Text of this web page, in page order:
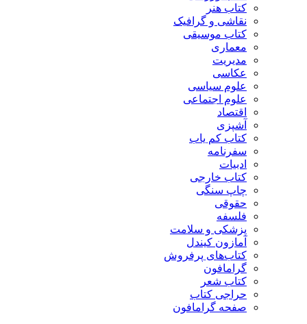
کتاب هنر
نقاشی و گرافیک
کتاب موسیقی
معماری
مدیریت
عکاسی
علوم سیاسی
علوم اجتماعی
اقتصاد
آشپزی
کتاب کم یاب
سفرنامه
ادبیات
کتاب خارجی
چاپ سنگی
حقوقی
فلسفه
پزشکی و سلامت
آمازون کیندل
کتاب‌های پرفروش
گرامافون
کتاب شعر
حراجی کتاب
صفحه گرامافون